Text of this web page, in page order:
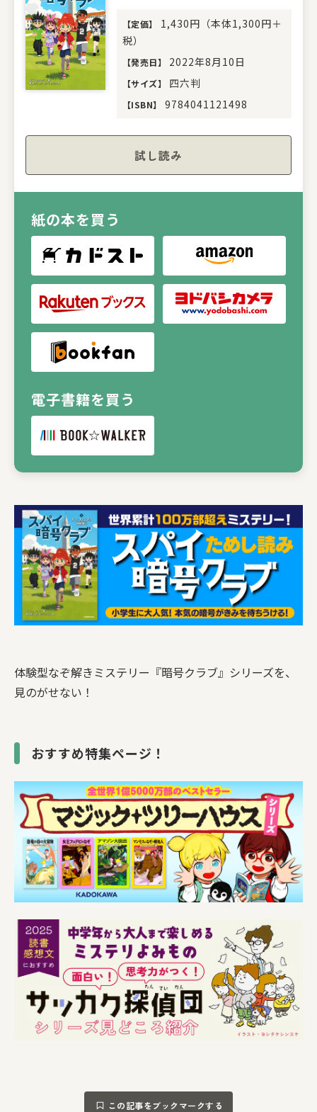
【定価】
1,430円（本体1,300円＋
税）
【発売日】 2022年8月10日
【サイズ】 四六判
【ISBN】 9784041121498
試し読み
紙の本を買う
電子書籍を買う
体験型なぞ解きミステリー『暗号クラブ』シリーズを、
見のがせない！
おすすめ特集ページ！
この記事をブックマークする